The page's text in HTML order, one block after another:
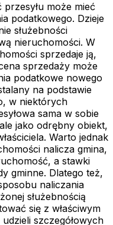
może mieć
podatkowego. Dzieje
służebności
nieruchomości. W
sprzedaje ją,
sprzedaży może
podatkowe nowego
na podstawie
w niektórych
sama w sobie
jako odrębny obiekt,
Warto jednak
nalicza gmina,
a stawki
gminne. Dlatego też,
naliczania
służebnością
się z właściwym
szczegółowych